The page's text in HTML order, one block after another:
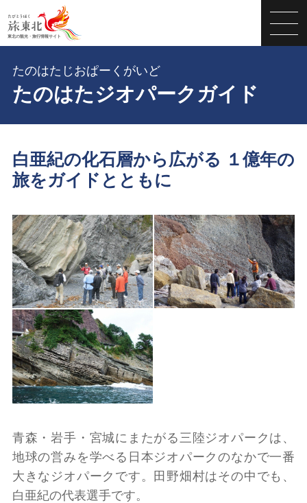
たのはたジオパークガイド
たのはたじおぱーくがいど
白亜紀の化石層から広がる １億年の
旅をガイドとともに
青森・岩手・宮城にまたがる三陸ジオパークは、
地球の営みを学べる日本ジオパークのなかで一番
大きなジオパークです。田野畑村はその中でも、
白亜紀の代表選手です。